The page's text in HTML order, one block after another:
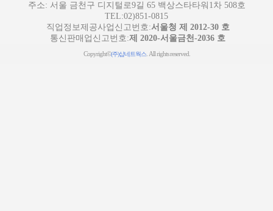
주소: 서울 금천구 디지털로9길 65 백상스타타워1차 508호
TEL:02)851-0815
직업정보제공사업신고번호:서울청 제 2012-30 호
통신판매업신고번호:제 2020-서울금천-2036 호
Copyright©(주)샵네트웍스. All rights reserved.